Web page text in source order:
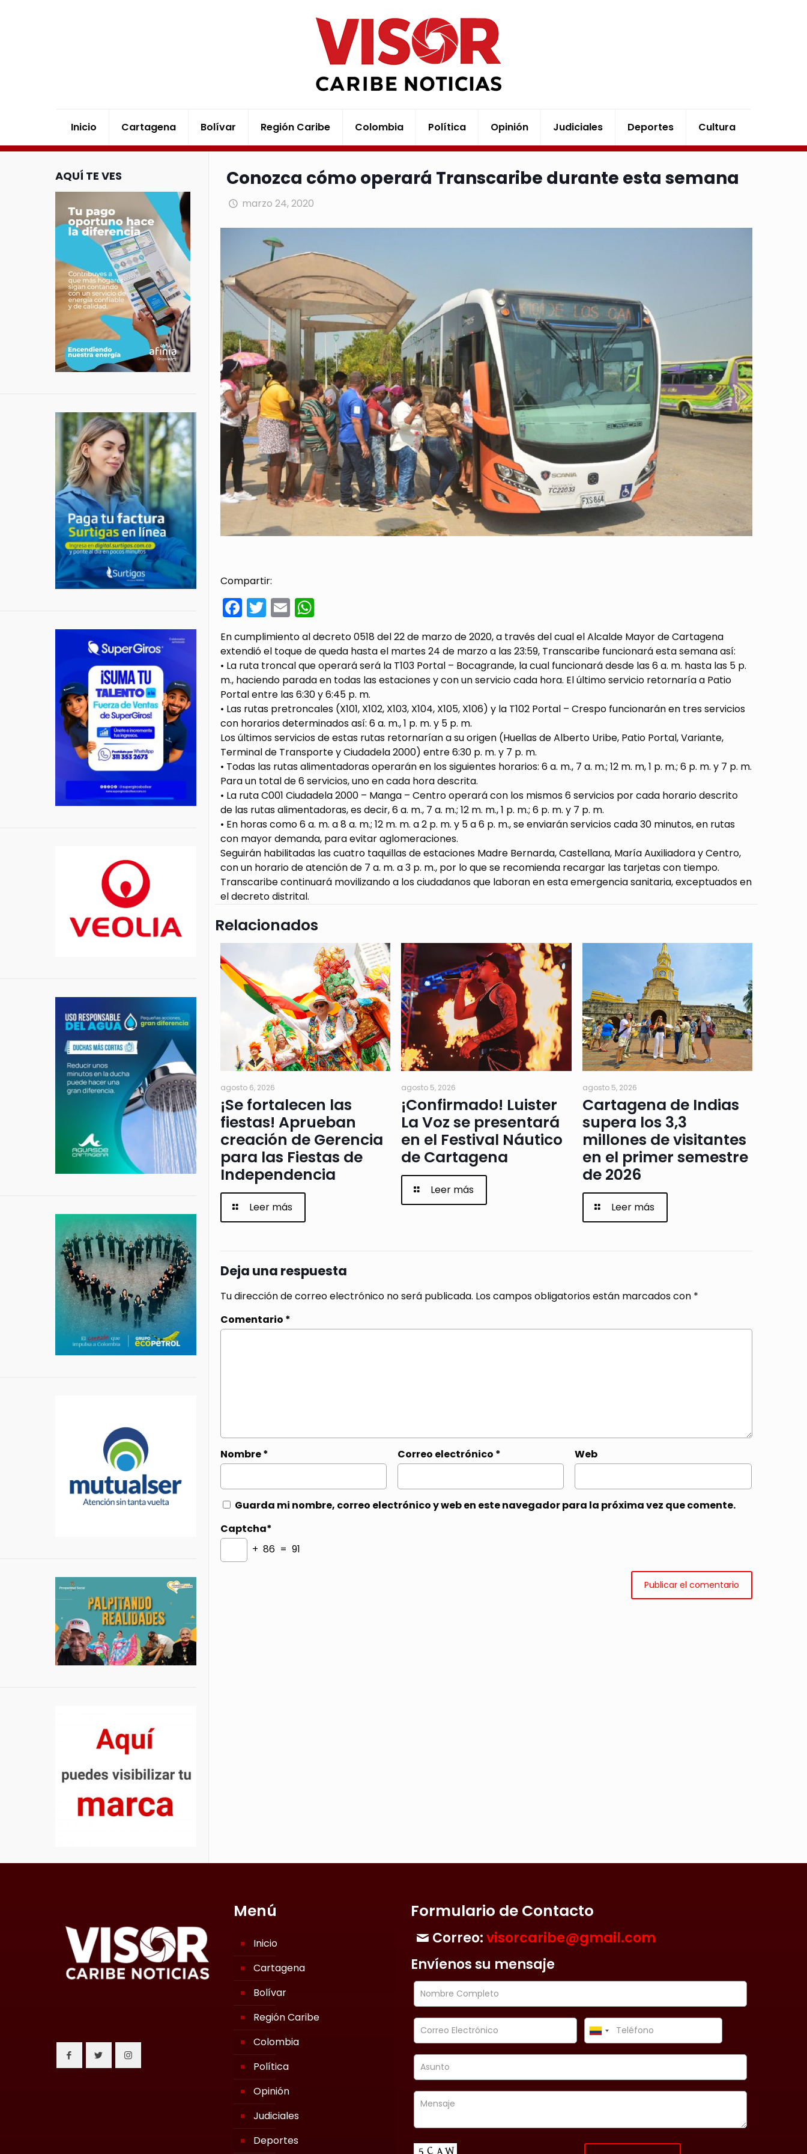
Inicio Cartagena Bolívar Región Caribe Colombia Política Opinión Judiciales Deportes Cultura
Conozca cómo operará Transcaribe durante esta semana
marzo 24, 2020
Compartir:
Facebook
Twitter
Email
En cumplimiento al decreto 0518 del 22 de marzo de 2020, a través del cual el Alcalde Mayor de Cartagena
extendió el toque de queda hasta el martes 24 de marzo a las 23:59, Transcaribe funcionará esta semana así:
• La ruta troncal que operará será la T103 Portal – Bocagrande, la cual funcionará desde las 6 a. m. hasta las 5 p.
m., haciendo parada en todas las estaciones y con un servicio cada hora. El último servicio retornaría a Patio
Portal entre las 6:30 y 6:45 p. m.
• Las rutas pretroncales (X101, X102, X103, X104, X105, X106) y la T102 Portal – Crespo funcionarán en tres servicios
con horarios determinados así: 6 a. m., 1 p. m. y 5 p. m.
Los últimos servicios de estas rutas retornarían a su origen (Huellas de Alberto Uribe, Patio Portal, Variante,
Terminal de Transporte y Ciudadela 2000) entre 6:30 p. m. y 7 p. m.
• Todas las rutas alimentadoras operarán en los siguientes horarios: 6 a. m., 7 a. m.; 12 m. m, 1 p. m.; 6 p. m. y 7 p. m.
Para un total de 6 servicios, uno en cada hora descrita.
• La ruta C001 Ciudadela 2000 – Manga – Centro operará con los mismos 6 servicios por cada horario descrito
de las rutas alimentadoras, es decir, 6 a. m., 7 a. m.; 12 m. m., 1 p. m.; 6 p. m. y 7 p. m.
• En horas como 6 a. m. a 8 a. m.; 12 m. m. a 2 p. m. y 5 a 6 p. m., se enviarán servicios cada 30 minutos, en rutas
con mayor demanda, para evitar aglomeraciones.
Seguirán habilitadas las cuatro taquillas de estaciones Madre Bernarda, Castellana, María Auxiliadora y Centro,
con un horario de atención de 7 a. m. a 3 p. m., por lo que se recomienda recargar las tarjetas con tiempo.
Transcaribe continuará movilizando a los ciudadanos que laboran en esta emergencia sanitaria, exceptuados en
el decreto distrital.
Relacionados
agosto 6, 2026
¡Se fortalecen las
fiestas! Aprueban
creación de Gerencia
para las Fiestas de
Independencia
Leer más
agosto 5, 2026
¡Confirmado! Luister
La Voz se presentará
en el Festival Náutico
de Cartagena
Leer más
agosto 5, 2026
Cartagena de Indias
supera los 3,3
millones de visitantes
en el primer semestre
de 2026
Leer más
Deja una respuesta
Tu dirección de correo electrónico no será publicada. Los campos obligatorios están marcados con *
Comentario *
Nombre* Correo electrónico * Web
Guarda mi nombre, correo electrónico y web en este navegador para la próxima vez que comente.
Captcha*
+ 86 = 91
AQUÍ TE VES
Menú
Inicio
Cartagena
Bolívar
Región Caribe
Colombia
Política
Opinión
Judiciales
Deportes
Formulario de Contacto
Correo:visorcaribe@gmail.com
Envíenos su mensaje